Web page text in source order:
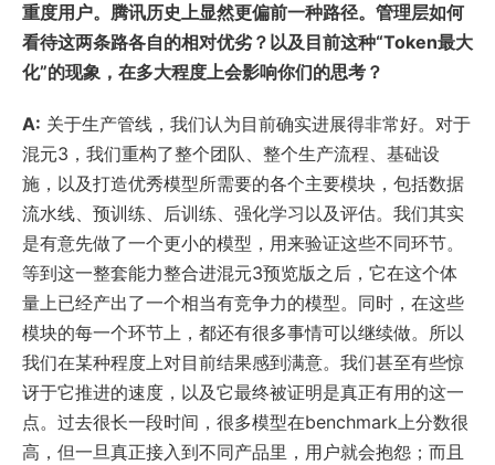
重度用户。腾讯历史上显然更偏前一种路径。管理层如何
看待这两条路各自的相对优劣？以及目前这种“Token最大
化”的现象，在多大程度上会影响你们的思考？
A: 关于生产管线，我们认为目前确实进展得非常好。对于
混元3，我们重构了整个团队、整个生产流程、基础设
施，以及打造优秀模型所需要的各个主要模块，包括数据
流水线、预训练、后训练、强化学习以及评估。我们其实
是有意先做了一个更小的模型，用来验证这些不同环节。
等到这一整套能力整合进混元3预览版之后，它在这个体
量上已经产出了一个相当有竞争力的模型。同时，在这些
模块的每一个环节上，都还有很多事情可以继续做。所以
我们在某种程度上对目前结果感到满意。我们甚至有些惊
讶于它推进的速度，以及它最终被证明是真正有用的这一
点。过去很长一段时间，很多模型在benchmark上分数很
高，但一旦真正接入到不同产品里，用户就会抱怨；而且